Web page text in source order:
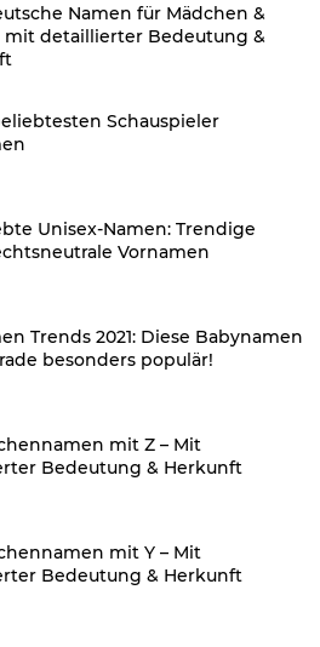
Namen für Mädchen &
mit detaillierter Bedeutung &
Schauspieler
Unisex-Namen: Trendige
Vornamen
Trends 2021: Diese Babynamen
besonders populär!
mit Z – Mit
Bedeutung & Herkunft
mit Y – Mit
Bedeutung & Herkunft